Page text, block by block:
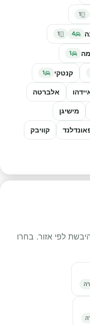
1
4
1
1
קנטקי 1
אלברטה
מישיגן
קוויבק
לפי אזור. בחרו